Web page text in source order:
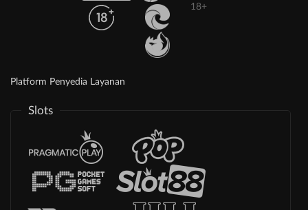
18+
Platform Penyedia Layanan
Slots